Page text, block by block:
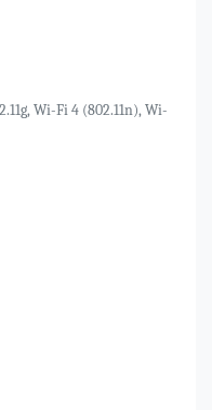
Wi-Fi 4 (802.11n), Wi-